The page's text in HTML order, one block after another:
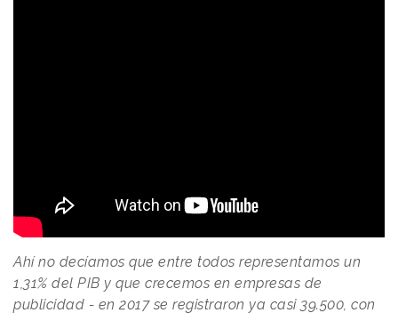
Ahí no decíamos que entre todos representamos un
1,31% del PIB y que crecemos en empresas de
publicidad - en 2017 se registraron ya casi 39.500, con